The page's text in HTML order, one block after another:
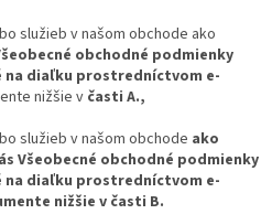
služieb v našom obchode ako
obchodné podmienky
na diaľku prostredníctvom e-
nižšie v časti A.,
služieb v našom obchode ako
Všeobecné obchodné podmienky
na diaľku prostredníctvom e-
nižšie v časti B.